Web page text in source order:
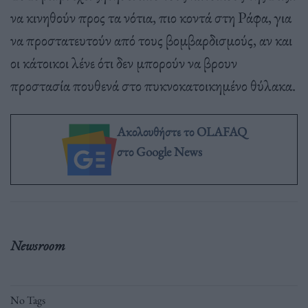
να κινηθούν προς τα νότια, πιο κοντά στη Ράφα, για
να προστατευτούν από τους βομβαρδισμούς, αν και
οι κάτοικοι λένε ότι δεν μπορούν να βρουν
προστασία πουθενά στο πυκνοκατοικημένο θύλακα.
Ακολουθήστε το OLAFAQ
στο Google News
Newsroom
No Tags